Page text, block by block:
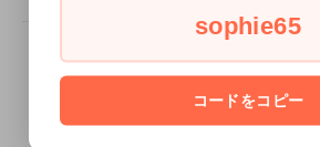
sophie65
コードをコピー